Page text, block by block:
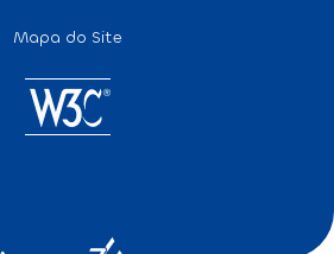
Mapa do Site